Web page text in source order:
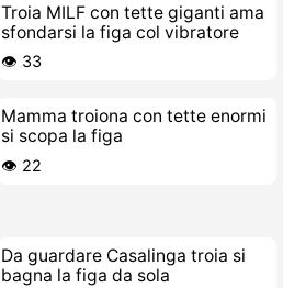
Troia MILF con tette giganti ama
sfondarsi la figa col vibratore
👁️ 33
Mamma troiona con tette enormi
si scopa la figa
👁️ 22
Da guardare Casalinga troia si
bagna la figa da sola